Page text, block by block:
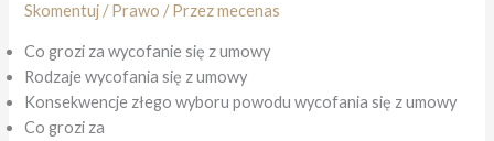
Skomentuj /Prawo / Przezmecenas
Co grozi za wycofanie się z umowy
Rodzaje wycofania się z umowy
Konsekwencje złego wyboru powodu wycofania się z umowy
Co grozi za